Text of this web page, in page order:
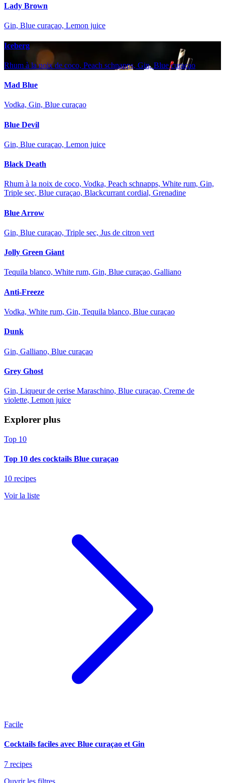
Lady Brown
Gin, Blue curaçao, Lemon juice
Iceberg
Rhum à la noix de coco, Peach schnapps, Gin, Blue curaçao
Mad Blue
Vodka, Gin, Blue curaçao
Blue Devil
Gin, Blue curaçao, Lemon juice
Black Death
Rhum à la noix de coco, Vodka, Peach schnapps, White rum, Gin,
Triple sec, Blue curaçao, Blackcurrant cordial, Grenadine
Blue Arrow
Gin, Blue curaçao, Triple sec, Jus de citron vert
Jolly Green Giant
Tequila blanco, White rum, Gin, Blue curaçao, Galliano
Anti-Freeze
Vodka, White rum, Gin, Tequila blanco, Blue curaçao
Dunk
Gin, Galliano, Blue curaçao
Grey Ghost
Gin, Liqueur de cerise Maraschino, Blue curaçao, Creme de
violette, Lemon juice
Explorer plus
Top 10
Top 10 des cocktails Blue curaçao
10 recipes
Voir la liste
Facile
Cocktails faciles avec Blue curaçao et Gin
7 recipes
Ouvrir les filtres